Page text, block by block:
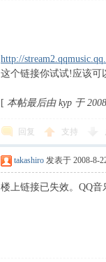
http://
这个链接你试试!应该可
[ 本帖最后由 kyp 于
回复 支持
takashiro 发表于 2008-8-
楼上链接已失效。QQ